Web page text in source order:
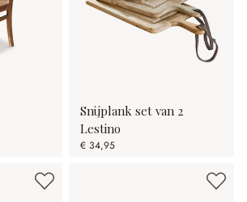
Snijplank set van 2
Lestino
€ 34,95